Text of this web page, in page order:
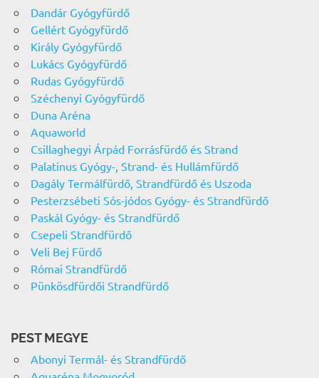
Dandár Gyógyfürdő
Gellért Gyógyfürdő
Király Gyógyfürdő
Lukács Gyógyfürdő
Rudas Gyógyfürdő
Széchenyi Gyógyfürdő
Duna Aréna
Aquaworld
Csillaghegyi Árpád Forrásfürdő és Strand
Palatinus Gyógy-, Strand- és Hullámfürdő
Dagály Termálfürdő, Strandfürdő és Uszoda
Pesterzsébeti Sós-jódos Gyógy- és Strandfürdő
Paskál Gyógy- és Strandfürdő
Csepeli Strandfürdő
Veli Bej Fürdő
Római Strandfürdő
Pünkösdfürdői Strandfürdő
PEST MEGYE
Abonyi Termál- és Strandfürdő